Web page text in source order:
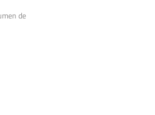
de